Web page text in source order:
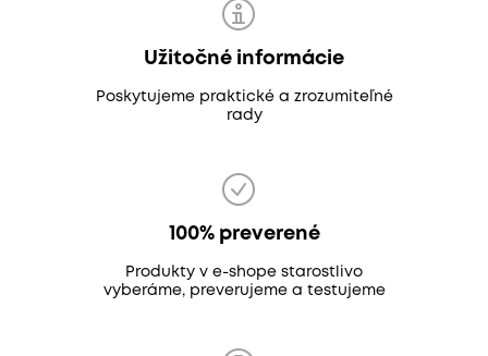
Užitočné informácie
Poskytujeme praktické a zrozumiteľné
rady
100% preverené
Produkty v e-shope starostlivo
vyberáme, preverujeme a testujeme